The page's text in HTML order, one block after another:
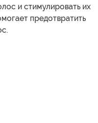
и стимулировать их
предотвратить